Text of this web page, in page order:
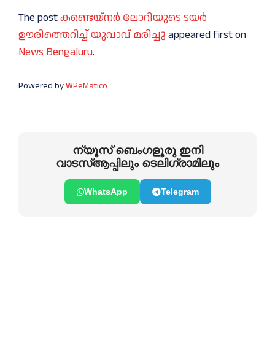
The postകണ്ടെയ്നർ ലോറിയുടെ ടയർ
ഊരിത്തെറിച്ച് യുവാവ് മരിച്ചു appeared first on
News Bengaluru.
Powered byWPeMatico
ന്യൂസ് ബെംഗളൂരു ഇനി
വാടസ്ആപ്പിലും ടെലിഗ്രാമിലും
WhatsApp Telegram